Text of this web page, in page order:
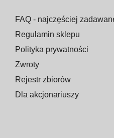
FAQ - najczęściej
Regulamin sklepu
Polityka prywatności
Zwroty
Rejestr zbiorów
Dla akcjonariuszy